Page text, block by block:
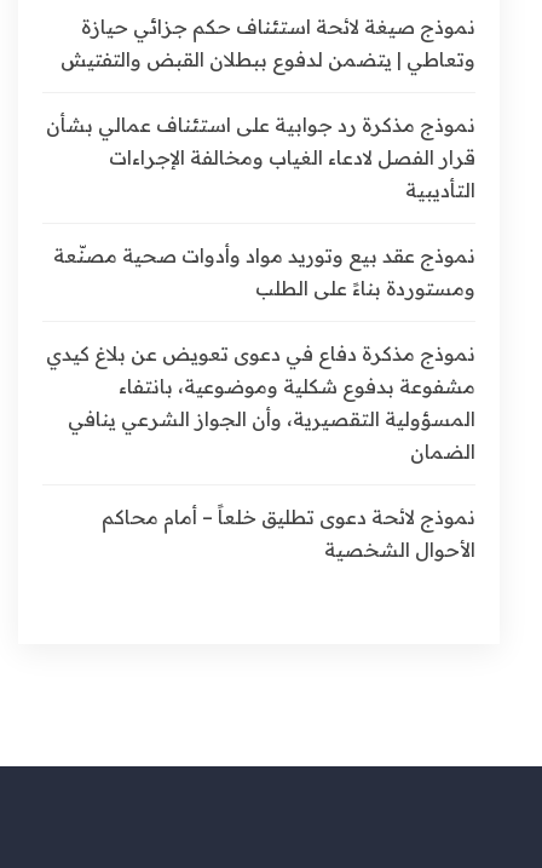
نموذج صيغة لائحة استئناف حكم جزائي حيازة
وتعاطي | يتضمن لدفوع ببطلان القبض والتفتيش
نموذج مذكرة رد جوابية على استئناف عمالي بشأن
قرار الفصل لادعاء الغياب ومخالفة الإجراءات
التأديبية
نموذج عقد بيع وتوريد مواد وأدوات صحية مصنّعة
ومستوردة بناءً على الطلب
نموذج مذكرة دفاع في دعوى تعويض عن بلاغ كيدي
مشفوعة بدفوع شكلية وموضوعية، بانتفاء
المسؤولية التقصيرية، وأن الجواز الشرعي ينافي
الضمان
نموذج لائحة دعوى تطليق خلعاً – أمام محاكم
الأحوال الشخصية